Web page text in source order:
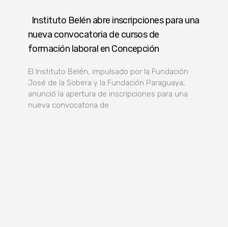
Instituto Belén abre inscripciones para una
nueva convocatoria de cursos de
formación laboral en Concepción
El Instituto Belén, impulsado por la Fundación
José de la Sobera y la Fundación Paraguaya,
anunció la apertura de inscripciones para una
nueva convocatoria de